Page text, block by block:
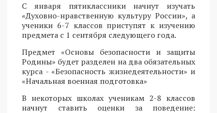
С января пятиклассники начнут изучать
«Духовно-нравственную культуру России», а
ученики 6-7 классов приступят к изучению
предмета с 1 сентября следующего года.
Предмет «Основы безопасности и защиты
Родины» будет разделен на два обязательных
курса - «Безопасность жизнедеятельности» и
«Начальная военная подготовка»
В некоторых школах ученикам 2-8 классов
начнут ставить оценки за поведение: